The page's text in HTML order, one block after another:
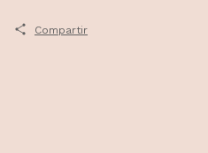
Compartir